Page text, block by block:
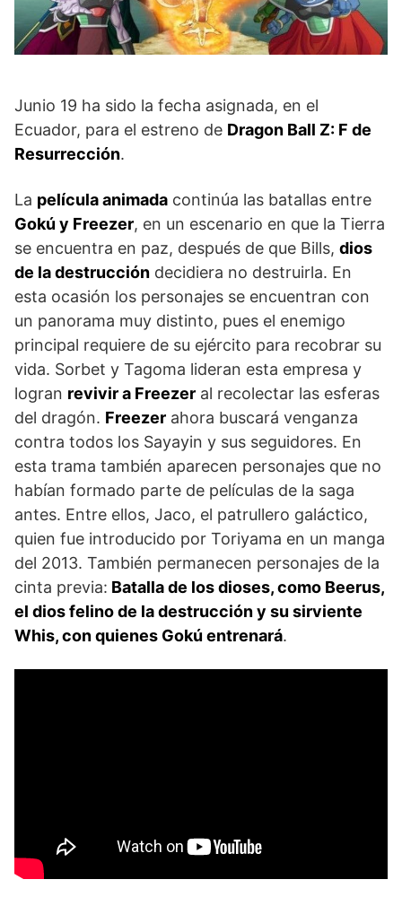
Junio 19 ha sido la fecha asignada, en el
Ecuador, para el estreno de Dragon Ball Z: F de
Resurrección.
La película animada continúa las batallas entre
Gokú y Freezer, en un escenario en que la Tierra
se encuentra en paz, después de que Bills, dios
de la destrucción decidiera no destruirla. En
esta ocasión los personajes se encuentran con
un panorama muy distinto, pues el enemigo
principal requiere de su ejército para recobrar su
vida. Sorbet y Tagoma lideran esta empresa y
logran revivir a Freezer al recolectar las esferas
del dragón. Freezer ahora buscará venganza
contra todos los Sayayin y sus seguidores. En
esta trama también aparecen personajes que no
habían formado parte de películas de la saga
antes. Entre ellos, Jaco, el patrullero galáctico,
quien fue introducido por Toriyama en un manga
del 2013. También permanecen personajes de la
cinta previa: Batalla de los dioses, como Beerus,
el dios felino de la destrucción y su sirviente
Whis, con quienes Gokú entrenará.